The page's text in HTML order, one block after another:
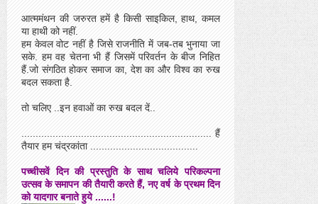
आत्ममंथन की जरुरत हमें है किसी साइकिल, हाथ, कमल
या हाथी को नहीं.
हम केवल वोट नहीं है जिसे राजनीति में जब-तब भुनाया जा
सके. हम वह चेतना भी हैं जिसमें परिवर्तन के बीज निहित
हैं.जो संगठित होकर समाज का, देश का और विश्व का रुख
बदल सकता है.
तो चलिए ..इन हवाओं का रुख बदल दें..
................................................................... हैं
तैयार हम चंद्रकांता ......................................
पच्चीसवें दिन की प्रस्तुति के साथ चलिये परिकल्पना
उत्सव के समापन की तैयारी करते हैं, नए वर्ष के प्रथम दिन
को यादगार बनाते हुये ......!